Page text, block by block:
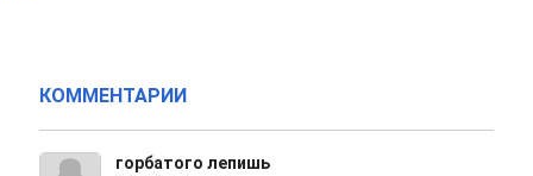
КОММЕНТАРИИ
горбатого лепишь